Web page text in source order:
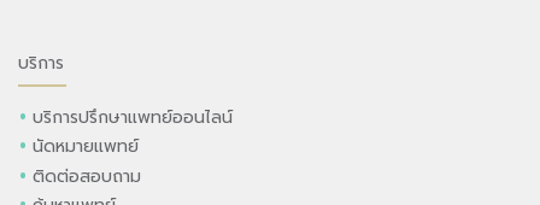
บริการ
บริการปรึกษาแพทย์ออนไลน์
นัดหมายแพทย์
ติดต่อสอบถาม